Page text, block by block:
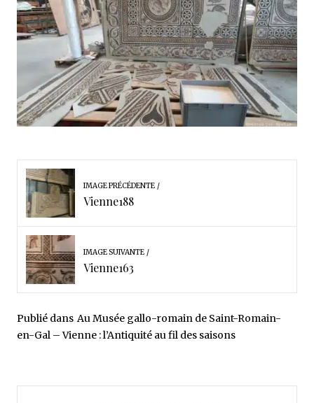
IMAGE PRÉCÉDENTE
Vienne188
IMAGE SUIVANTE
Vienne163
Publié dans Au Musée gallo-romain de Saint-Romain-
en-Gal – Vienne : l’Antiquité au fil des saisons